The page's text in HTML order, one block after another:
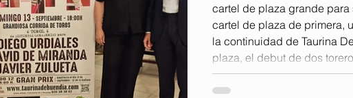
cartel de plaza grande para
cartel de plaza de primera,
la continuidad de Taurina
plaza, el debut de dos
Javier Zulueta y la
plazas que le dió